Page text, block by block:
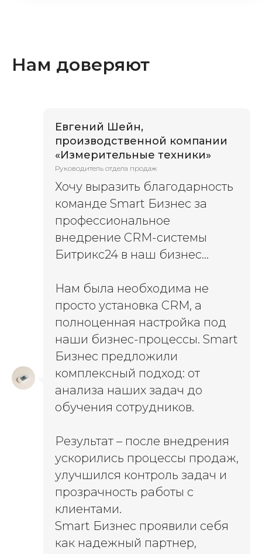
Нам доверяют
Евгений Шейн,
производственной компании
«Измерительные техники»
Руководитель отдела продаж
Хочу выразить благодарность
команде Smart Бизнес за
профессиональное
внедрение CRM-системы
Битрикс24 в наш бизнес...
Нам была необходима не
просто установка CRM, а
полноценная настройка под
наши бизнес-процессы. Smart
Бизнес предложили
комплексный подход: от
анализа наших задач до
обучения сотрудников.
Результат – после внедрения
ускорились процессы продаж,
улучшился контроль задач и
прозрачность работы с
клиентами.
Smart Бизнес проявили себя
как надежный партнер,